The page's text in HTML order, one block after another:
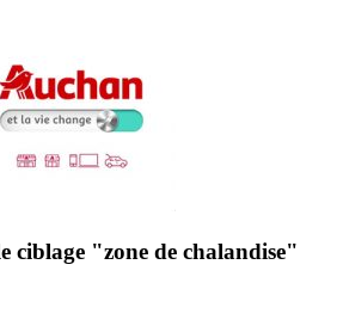
ciblage "zone de chalandise"